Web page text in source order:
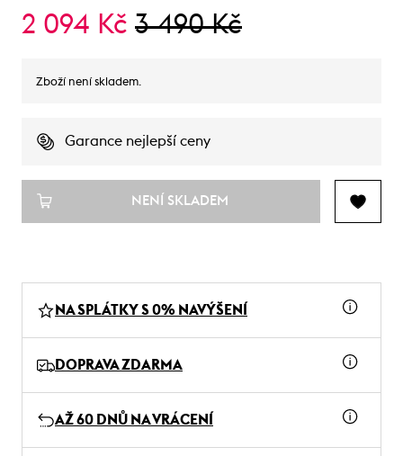
2 094 Kč 3 490 Kč
Zboží není skladem.
Garance nejlepší ceny
NENÍ SKLADEM
NA SPLÁTKY S 0% NAVÝŠENÍ
DOPRAVA ZDARMA
AŽ 60 DNŮ NA VRÁCENÍ